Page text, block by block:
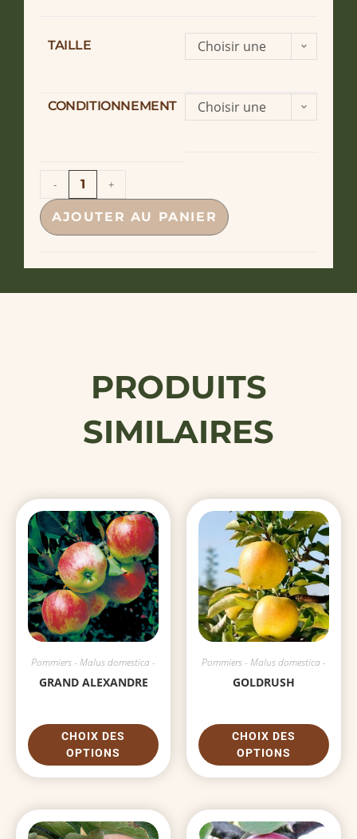
TAILLE
Choisir une
CONDITIONNEMENT
Choisir une
- +
AJOUTER AU PANIER
PRODUITS
SIMILAIRES
Pommiers - Malus domestica -
GRAND ALEXANDRE
CHOIX DES
OPTIONS
Pommiers - Malus domestica -
GOLDRUSH
CHOIX DES
OPTIONS